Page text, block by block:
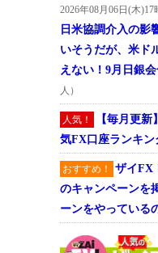
2026年08月06日(木)17
日米協調介入の影
いそうだが、米ド
えない！9月日銀
人）
人気！
【毎月更
気FX口座ランキン
おすすめ！
ザイFX
のキャンペーンを
ーンをやっている